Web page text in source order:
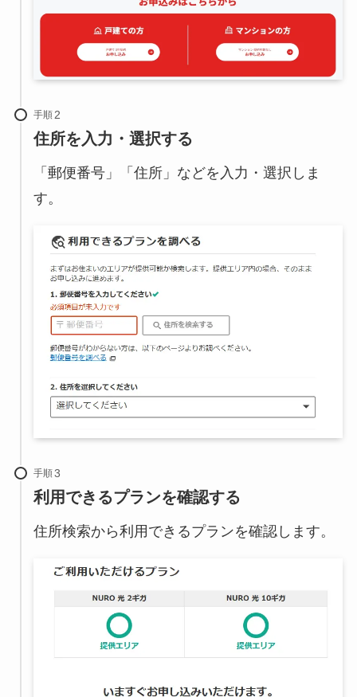
手順
住所を入力・選択する
「郵便番号」「住所」などを入力・選択しま
す。
手順
利用できるプランを確認する
住所検索から利用できるプランを確認します。